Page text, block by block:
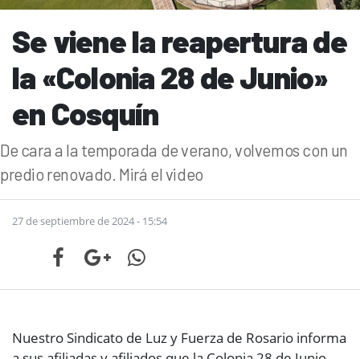
Se viene la reapertura de
la «Colonia 28 de Junio»
en Cosquín
De cara a la temporada de verano, volvemos con un
predio renovado. Mirá el video
27 de septiembre de 2024 - 15:54
Nuestro Sindicato de Luz y Fuerza de Rosario informa